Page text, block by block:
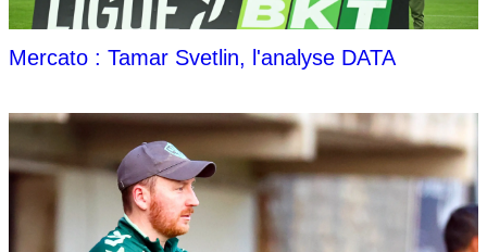
Mercato : Tamar Svetlin, l'analyse DATA